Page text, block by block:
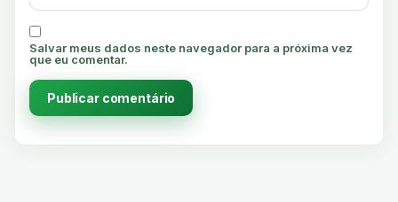
Salvar meus dados neste navegador para a próxima vez
que eu comentar.